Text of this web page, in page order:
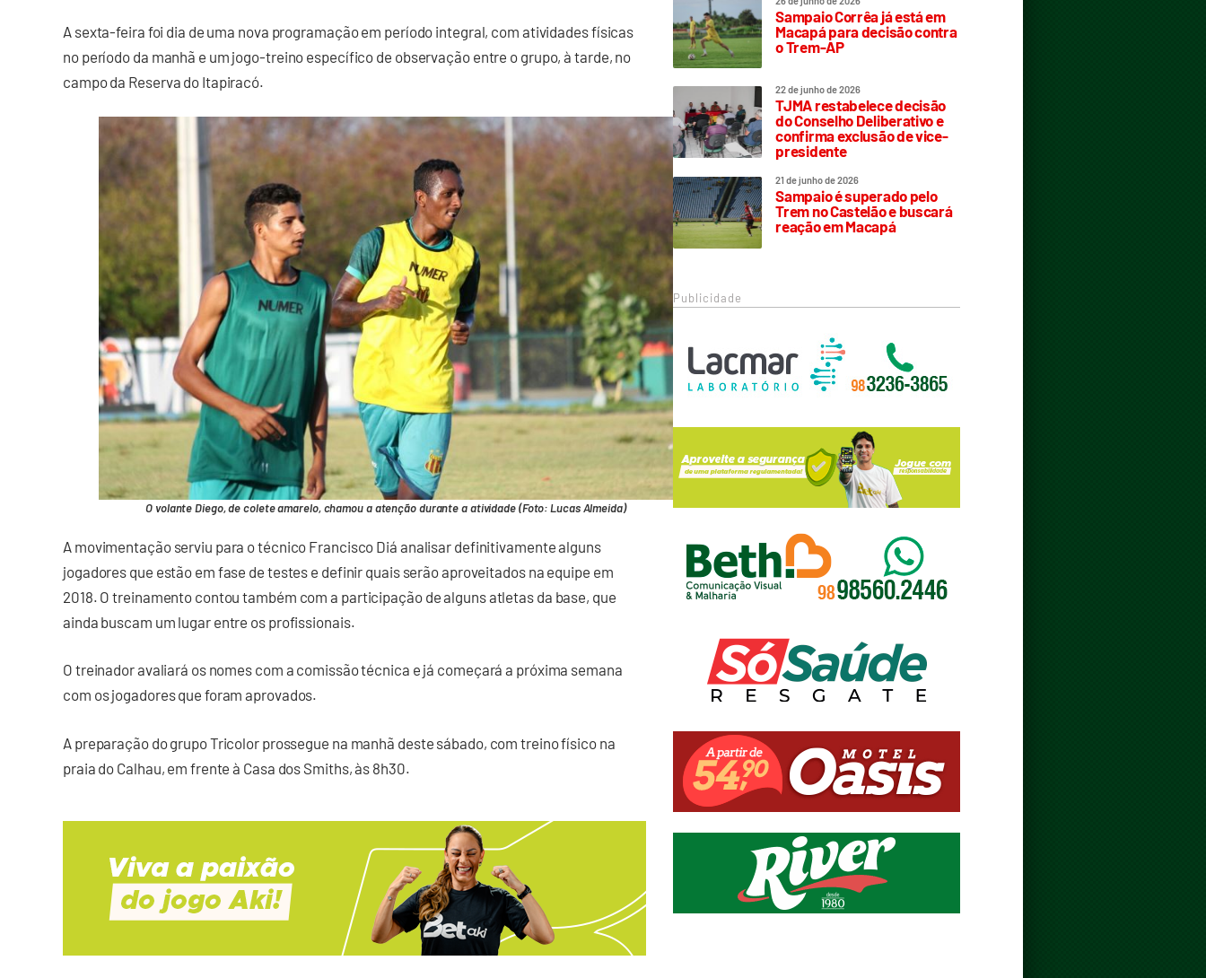
A sexta-feira foi dia de uma nova programação em período integral, com atividades físicas
no período da manhã e um jogo-treino específico de observação entre o grupo, à tarde, no
campo da Reserva do Itapiracó.
O volante Diego, de colete amarelo, chamou a atenção durante a atividade (Foto: Lucas Almeida)
A movimentação serviu para o técnico Francisco Diá analisar definitivamente alguns
jogadores que estão em fase de testes e definir quais serão aproveitados na equipe em
2018. O treinamento contou também com a participação de alguns atletas da base, que
ainda buscam um lugar entre os profissionais.
O treinador avaliará os nomes com a comissão técnica e já começará a próxima semana
com os jogadores que foram aprovados.
A preparação do grupo Tricolor prossegue na manhã deste sábado, com treino físico na
praia do Calhau, em frente à Casa dos Smiths, às 8h30.
Sampaio Corrêa já está em
Macapá para decisão contra
o Trem-AP
22 de junho de 2026
TJMA restabelece decisão
do Conselho Deliberativo e
confirma exclusão de vice-
presidente
21 de junho de 2026
Sampaio é superado pelo
Trem no Castelão e buscará
reação em Macapá
Publicidade